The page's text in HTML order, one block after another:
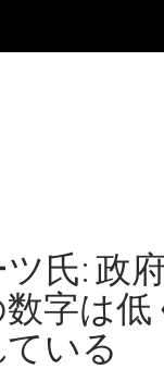
氏: 政
字は低
いる